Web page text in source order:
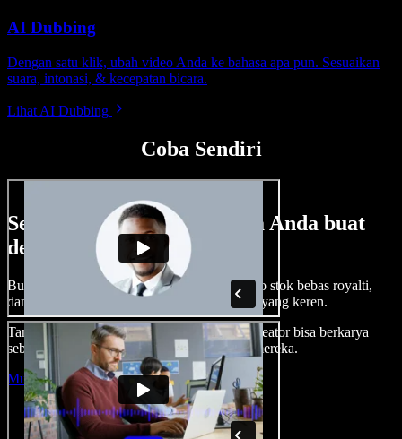
AI Dubbing
Dengan satu klik, ubah video Anda ke bahasa apa pun. Sesuaikan
suara, intonasi, & kecepatan bicara.
Lihat AI Dubbing
Coba Sendiri
Sedikit contoh hal yang bisa Anda buat
dengan Speechify Studio.
Buat voice over, tambah gambar, audio, video stok bebas royalti,
dan kloning suara untuk proyek audio-video yang keren.
Tanpa kurva belajar, semua dari browser—kreator bisa berkarya
sebebas mungkin dan wujudkan ide kreatif mereka.
Mulai Studio